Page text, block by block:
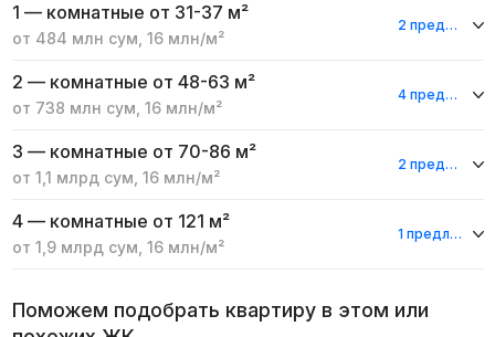
1 — комнатные от 31-37 м²
от 484 млн сум 16 млн/м²
2 предложения
2 — комнатные от 48-63 м²
от 738 млн сум 16 млн/м²
4 предложения
3 — комнатные от 70-86 м²
от 1,1 млрд сум 16 млн/м²
2 предложения
4 — комнатные от 121 м²
от 1,9 млрд сум 16 млн/м²
1 предложение
Поможем подобрать квартиру в этом или